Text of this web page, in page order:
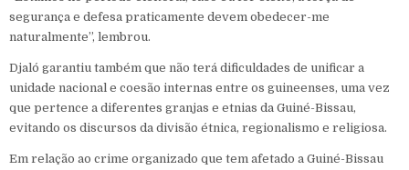
segurança e defesa praticamente devem obedecer-me
naturalmente”, lembrou.
Djaló garantiu também que não terá dificuldades de unificar a
unidade nacional e coesão internas entre os guineenses, uma vez
que pertence a diferentes granjas e etnias da Guiné-Bissau,
evitando os discursos da divisão étnica, regionalismo e religiosa.
Em relação ao crime organizado que tem afetado a Guiné-Bissau